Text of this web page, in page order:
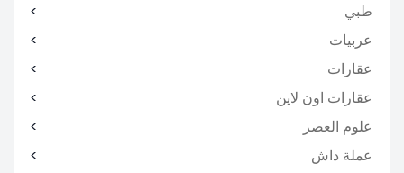
طبي
عربيات
عقارات
عقارات اون لاين
علوم العصر
عملة داش